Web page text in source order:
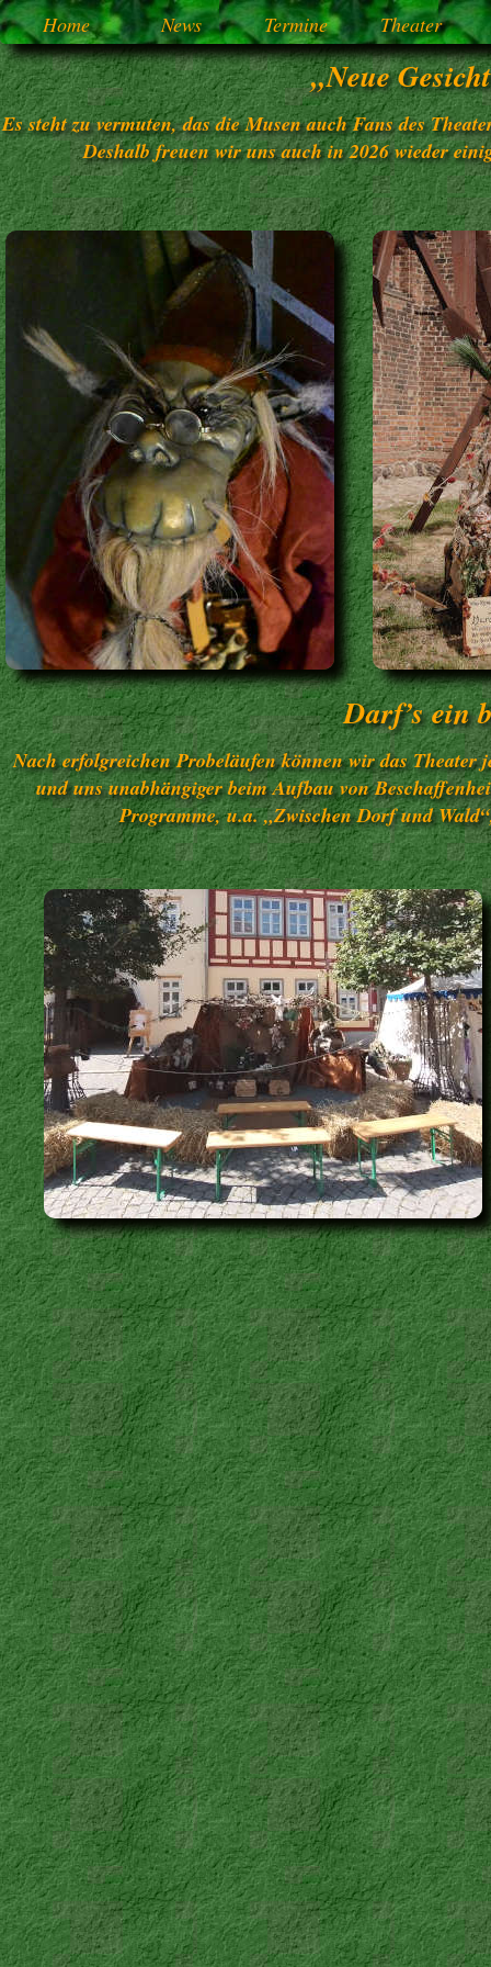
Home News Termine Theater
„Neue
Es steht zu vermuten, das die Musen auch Fans des
Deshalb freuen wir uns auch in 2026 wieder
Darf’s ein
Nach erfolgreichen Probeläufen können wir das Theater
und uns unabhängiger beim Aufbau von
Programme, u.a. „Zwischen Dorf und